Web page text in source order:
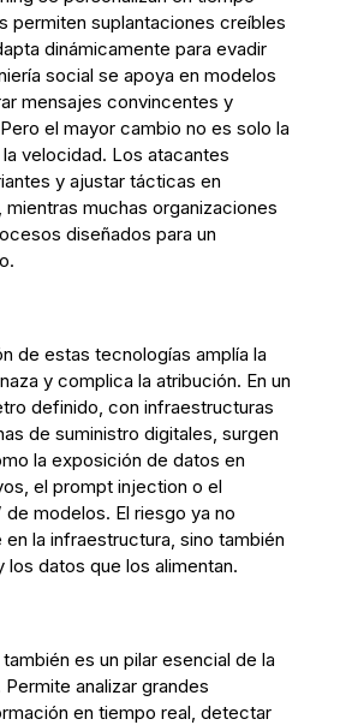
permiten suplantaciones creíbles
dinámicamente para evadir
social se apoya en modelos
mensajes convincentes y
el mayor cambio no es solo la
velocidad. Los atacantes
y ajustar tácticas en
muchas organizaciones
diseñados para un
de estas tecnologías amplía la
y complica la atribución. En un
definido, con infraestructuras
de suministro digitales, surgen
la exposición de datos en
el prompt injection o el
de modelos. El riesgo ya no
la infraestructura, sino también
los datos que los alimentan.
es un pilar esencial de la
analizar grandes
en tiempo real, detectar